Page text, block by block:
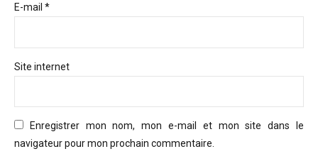
E-mail *
Site internet
Enregistrer mon nom, mon e-mail et mon site dans le
navigateur pour mon prochain commentaire.